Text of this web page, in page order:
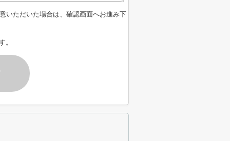
いただいた場合は、確認画面へお進み下
。